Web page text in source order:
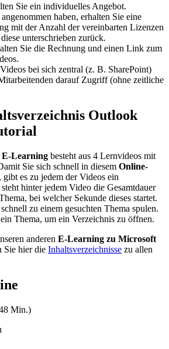
Sie ein individuelles Angebot.
haben, erhalten Sie eine
mit der Anzahl der vereinbarten Lizenzen
unterschrieben zurück.
Sie die Rechnung und einen Link zum
bei sich zentral (z. B. SharePoint)
darauf Zugriff (ohne zeitliche
Outlook
Learning besteht aus 4 Lernvideos mit
Sie sich schnell in diesem Online-
gibt es zu jedem der Videos ein
hinter jedem Video die Gesamtdauer
bei welcher Sekunde dieses startet.
zu einem gesuchten Thema spulen.
Thema, um ein Verzeichnis zu öffnen.
anderen E-Learning zu Microsoft
Sie hier die Inhaltsverzeichnisse zu allen
Min.)